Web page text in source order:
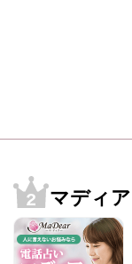
マディア